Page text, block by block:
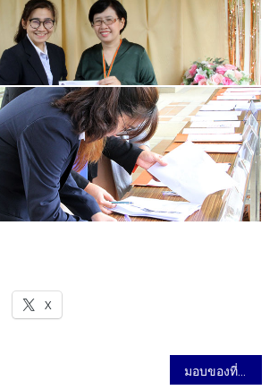
X
มอบของที่ระลึกให้นักศึกษาผู้ได้รับรางวัล Dean’s List และ Distinguished Thesis Award, 2018 วันที่ 8 สิงหาคม 2562